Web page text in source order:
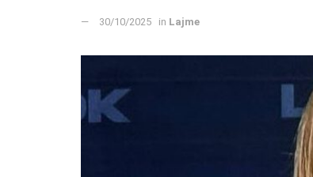
30/10/2025 in Lajme